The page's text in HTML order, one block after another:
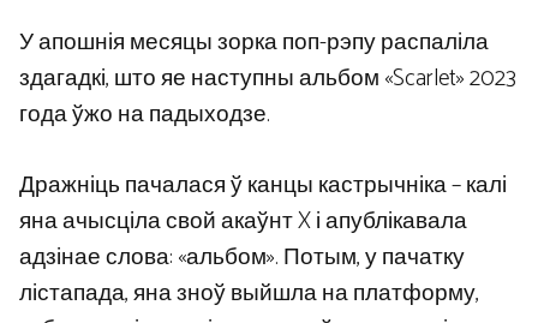
У апошнія месяцы зорка поп-рэпу распаліла
здагадкі, што яе наступны альбом «Scarlet» 2023
года ўжо на падыходзе.
Дражніць пачалася ў канцы кастрычніка – калі
яна ачысціла свой акаўнт X і апублікавала
адзінае слова: «альбом». Потым, у пачатку
лістапада, яна зноў выйшла на платформу,